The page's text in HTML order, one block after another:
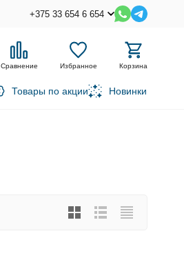
+375 33 654 6 654
Сравнение Избранное Корзина
Товары по акции Новинки